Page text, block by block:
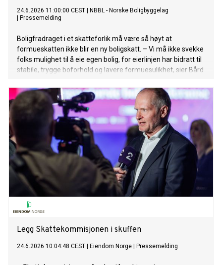
24.6.2026 11:00:00 CEST
NBBL - Norske Boligbyggelag
Pressemelding
Boligfradraget i et skatteforlik må være så høyt at
formueskatten ikke blir en ny boligskatt. – Vi må ikke svekke
folks mulighet til å eie egen bolig, for eierlinjen har bidratt til
stabile, trygge boforhold og lavere formuesulikhet, sier Bård
Legg Skattekommisjonen i skuffen
24.6.2026 10:04:48 CEST Eiendom Norge Pressemelding